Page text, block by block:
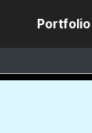
Portfolio